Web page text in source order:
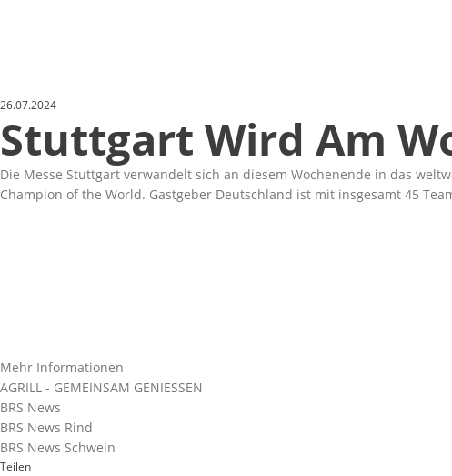
26.07.2024
Stuttgart Wird Am
Die Messe Stuttgart verwandelt sich an diesem Wochenende in das
Champion of the World. Gastgeber Deutschland ist mit insgesamt 45
Mehr Informationen
AGRILL - GEMEINSAM GENIESSEN
BRS News
BRS News Rind
BRS News Schwein
Teilen